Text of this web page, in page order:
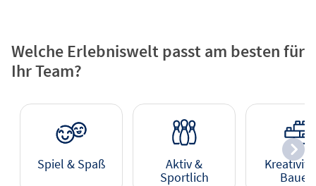
Welche Erlebniswelt passt am besten für
Ihr Team?
Spiel & Spaß
Aktiv &
Sportlich
Bauen